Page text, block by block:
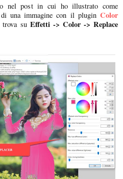
nel post in cui ho illustrato come
una immagine con il plugin Color
su Effetti -> Color -> Replace